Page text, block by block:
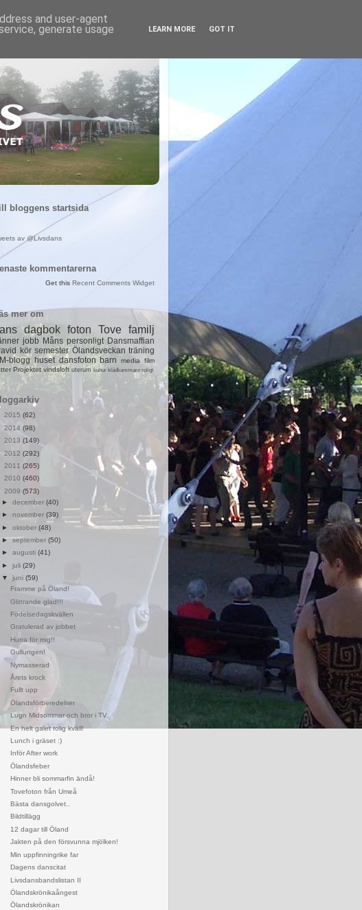
bloggens startsida
av @Livsdans
kommentarerna
Get this Recent Comments Widget
mer om
dagbok foton Tove familj
jobb Måns personligt Dansmaffian
kör semester Ölandsveckan träning
blogg huset dansfoton barn media film
Projektet vindsloft uterum kultur klädkammare roligt
2015 (62)
2014 (98)
2013 (149)
2012 (292)
2011 (265)
2010 (460)
2009 (573)
► december (40)
► november (39)
► oktober (48)
►september (50)
► augusti (41)
► juli (29)
▼ juni (59)
Framme på Öland!
Glittrande glad!!!
Födelsedagskvällen
Gratulerad av jobbet
Hurra för mig!!
Gullungen!
Nymasserad
Årets krock
Fullt upp
Ölandsförberedelser
Lugn Midsommar och bror i TV
En helt galet rolig kväll!
Lunch i gräset :)
Inför After work
Ölandsfeber
Hinner bli sommarfin ändå!
Tovefoton från Umeå
Bästa dansgolvet..
Bildtillägg
12 dagar till Öland
Jakten på den försvunna mjölken!
Min uppfinningrike far
Dagens danscitat
Livsdansbandslistan II
Ölandskrönikaångest
Ölandskrönikan
and user-agent
generate usage LEARN MORE GOT IT